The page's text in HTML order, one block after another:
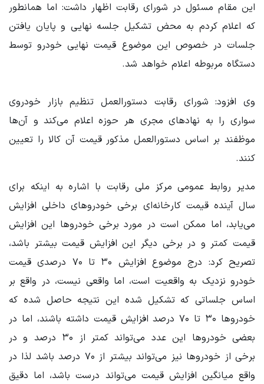
این مقام مسئول در شورای رقابت اظهار داشت: اما همانطور
که اعلام کردم به محض تشکیل جلسه نهایی و پایان یافتن
جلسات در خصوص این موضوع قیمت نهایی خودرو توسط
دستگاه مربوطه اعلام خواهد شد.
وی افزود: شورای رقابت دستورالعمل تنظیم بازار خودروی
سواری را به نهادهای مجری هر حوزه اعلام می‌کند و آن‌ها
موظفند بر اساس دستورالعمل مذکور قیمت آن کالا را تعیین
کنند.
مدیر روابط عمومی مرکز ملی رقابت با اشاره به اینکه برای
سال آینده قیمت کارخانه‌ای برخی خودروهای داخلی افزایش
می‌یابد، اما ممکن است در مورد برخی خودروها این افزایش
قیمت کمتر و در برخی دیگر این افزایش قیمت بیشتر باشد،
تصریح کرد: درج موضوع افزایش ۳۰ تا ۷۰ درصدی قیمت
خودرو نزدیک به واقعیت است، اما واقعی نیست، در واقع بر
اساس جلساتی که تشکیل شده این نتیجه حاصل شده که
خودروها ۳۰ تا ۷۰ درصد افزایش قیمت داشته باشند، اما در
بعضی خودروها این عدد می‌تواند کمتر از ۳۰ درصد و در
برخی از خودروها نیز می‌تواند بیشتر از ۷۰ درصد باشد لذا در
واقع میانگین افزایش قیمت می‌تواند درست باشد، اما دقیق